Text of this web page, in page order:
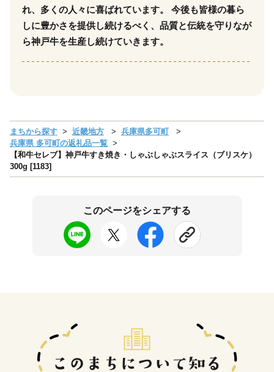
れ、多くの人々に喜ばれています。 今後も皆様の暮ら
しに豊かさを提供し続けるべく、品質と伝統を守りなが
ら神戸牛を生産し続けていきます。
まちから探す 近畿地方
兵庫県多可町
兵庫県 多可町の返礼品一覧
【和牛セレブ】神戸牛すき焼き・しゃぶしゃぶスライス（ブリスケ）
300g [1183]
このページをシェアする